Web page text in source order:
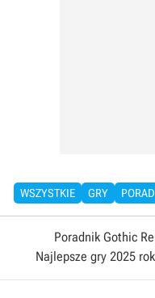
WSZYSTKIE GRY
Poradnik Gothic
Najlepsze gry 2025